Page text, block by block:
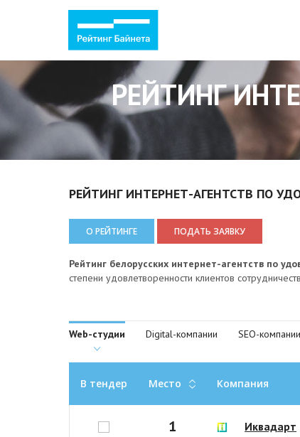
РЕЙТИНГ
РЕЙТИНГ ИНТЕРНЕТ-АГЕНТСТВ ПО
О РЕЙТИНГЕ ПОДАТЬ ЗАЯВКУ
Рейтинг белорусских интернет-агентств по
степени удовлетворенности клиентов
Web-студии Digital-компании SEO-компании
В тендер Место Компания
1 Иквадарт